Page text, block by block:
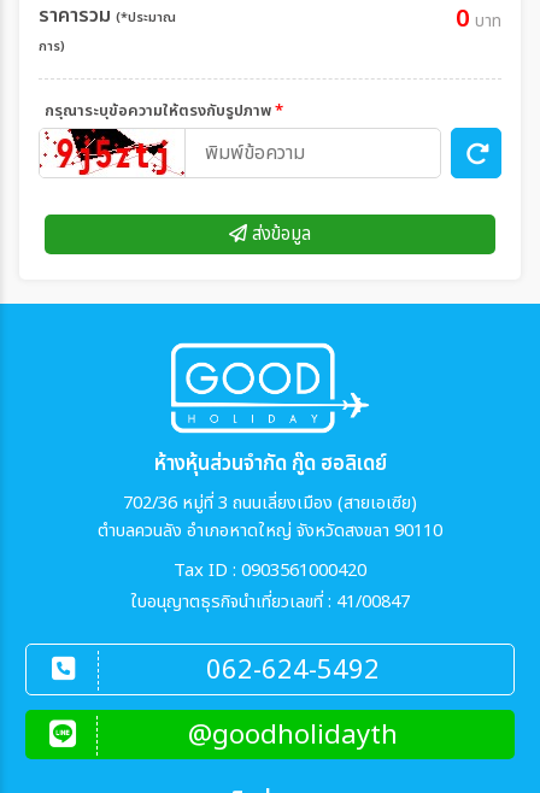
ราคารวม (*ประมาณ
การ)
0 บาท
กรุณาระบุข้อความให้ตรงกับรูปภาพ*
ส่งข้อมูล
ห้างหุ้นส่วนจำกัด กู๊ด ฮอลิเดย์
702/36 หมู่ที่ 3 ถนนเลี่ยงเมือง (สายเอเซีย)
ตำบลควนลัง อำเภอหาดใหญ่ จังหวัดสงขลา 90110
Tax ID : 0903561000420
ใบอนุญาตธุรกิจนำเที่ยวเลขที่ : 41/00847
062-624-5492
@goodholidayth